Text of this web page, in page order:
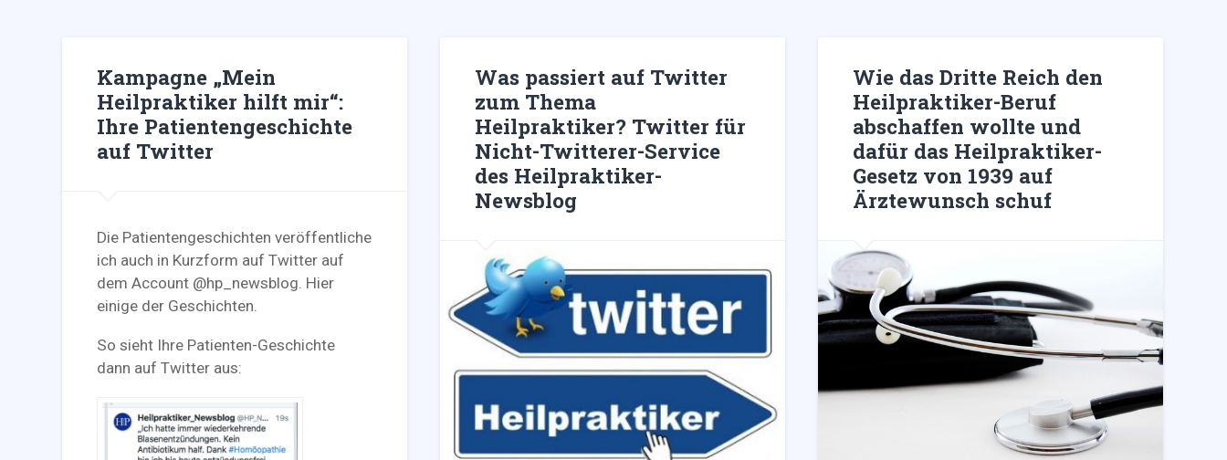
Kampagne „Mein
Heilpraktiker hilft mir“:
Ihre Patientengeschichte
auf Twitter
Die Patientengeschichten veröffentliche
ich auch in Kurzform auf Twitter auf
dem Account @hp_newsblog. Hier
einige der Geschichten.
So sieht Ihre Patienten-Geschichte
dann auf Twitter aus:
Was passiert auf Twitter
zum Thema
Heilpraktiker? Twitter für
Nicht-Twitterer-Service
des Heilpraktiker-
Newsblog
Wie das Dritte Reich den
Heilpraktiker-Beruf
abschaffen wollte und
dafür das Heilpraktiker-
Gesetz von 1939 auf
Ärztewunsch schuf